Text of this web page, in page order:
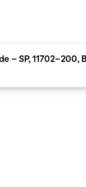
- SP, 11702-200,